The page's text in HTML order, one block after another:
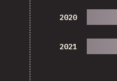
2020
2021